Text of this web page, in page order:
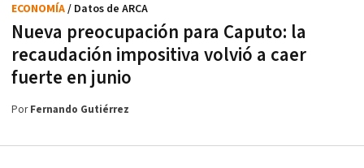
Nueva preocupación para Caputo: la
recaudación impositiva volvió a caer
fuerte en junio
ECONOMÍA/ Datos de ARCA
PorFernando Gutiérrez